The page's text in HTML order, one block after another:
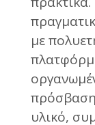
με
υλικό,